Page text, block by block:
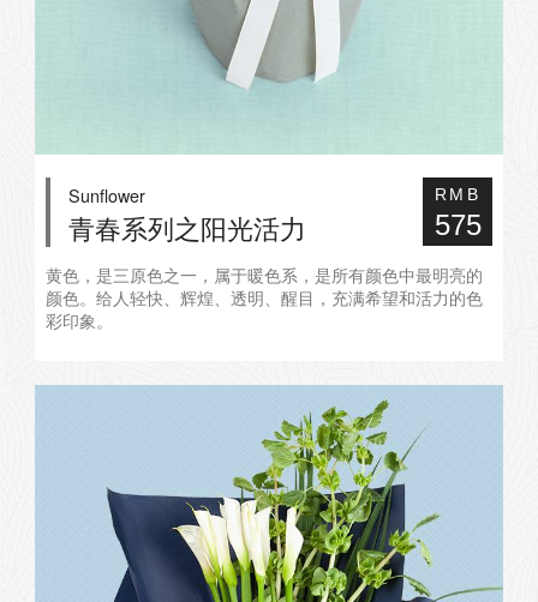
Sunflower
青春系列之阳光活力
RMB
575
黄色，是三原色之一，属于暖色系，是所有颜色中最明亮的
颜色。给人轻快、辉煌、透明、醒目，充满希望和活力的色
彩印象。